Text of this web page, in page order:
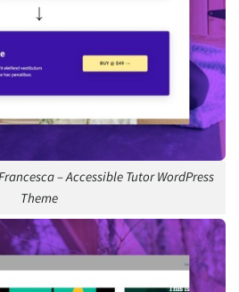
– Accessible Tutor WordPress
Theme